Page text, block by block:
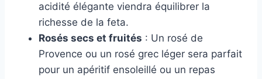
acidité élégante viendra équilibrer la
richesse de la feta.
Rosés secs et fruités : Un rosé de
Provence ou un rosé grec léger sera parfait
pour un apéritif ensoleillé ou un repas